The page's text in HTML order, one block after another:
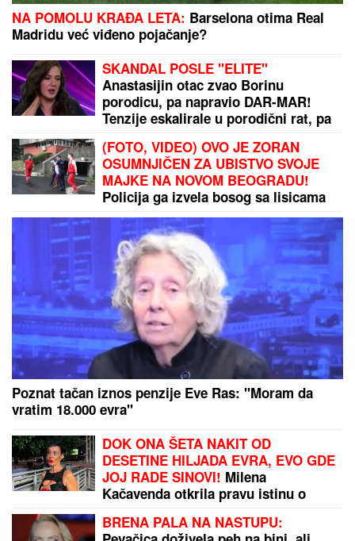
NOVAK ĐOKOVIĆ ČEKAO U REDU DA KUPI
SLADOLEDProdavačica iz Crne Gore otkrila
nepoznat detalj o našem teniseru, evo kako se
ponaša na letovanju
SAJAM KREATIVNOSTI NA MALOM
KALEMEGDANU:Međunarodna izložba "Otisak
umetnika" u Paviljonu "Cvijeta Zuzorić" okupila više
od 200 učesnika
Zaradila je 120.000 evra od Elite 9, a sada je otkrila
da je deo ove sume uložila u promenu profesije
by Aklamator